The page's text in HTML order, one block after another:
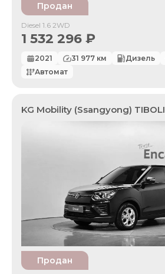
Продан
Diesel 1.6 2WD
1 532 296 ₽
2021 31 977 км Дизель
Автомат
KG Mobility (Ssangyong) TIBOLI
Продан